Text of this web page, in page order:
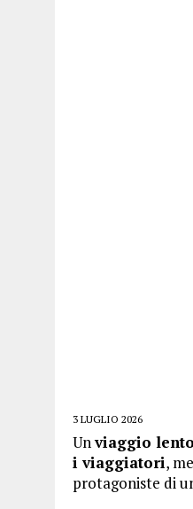
3 LUGLIO 2026
Unviaggio lento
i viaggiatori,
protagoniste di